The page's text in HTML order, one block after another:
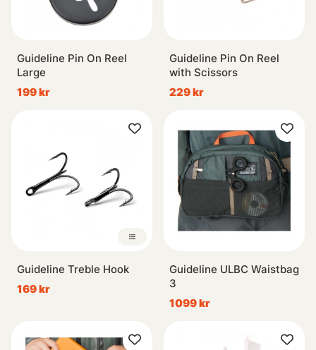
Guideline Pin On Reel
Large
199 kr
Guideline Pin On Reel
with Scissors
229 kr
Guideline Treble Hook
169 kr
Guideline ULBC Waistbag
3
1099 kr